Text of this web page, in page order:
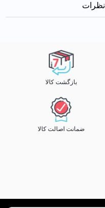
نظرات
بازگشت کالا
ضمانت اصالت کالا